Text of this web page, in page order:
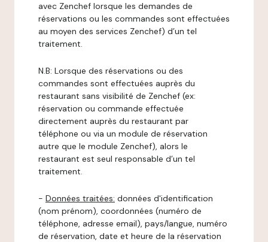
avec Zenchef lorsque les demandes de
réservations ou les commandes sont effectuées
au moyen des services Zenchef) d’un tel
traitement.
N.B: Lorsque des réservations ou des
commandes sont effectuées auprès du
restaurant sans visibilité de Zenchef (ex:
réservation ou commande effectuée
directement auprès du restaurant par
téléphone ou via un module de réservation
autre que le module Zenchef), alors le
restaurant est seul responsable d’un tel
traitement.
- Données traitées: données d'identification
(nom prénom), coordonnées (numéro de
téléphone, adresse email), pays/langue, numéro
de réservation, date et heure de la réservation